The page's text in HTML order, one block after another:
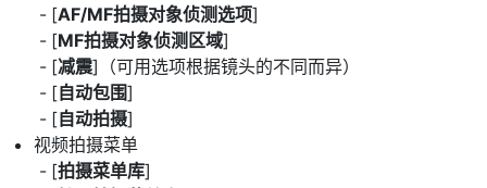
[AF/MF拍摄对象侦测选项]
[MF拍摄对象侦测区域]
[减震]（可用选项根据镜头的不同而异）
[自动包围]
[自动拍摄]
视频拍摄菜单
[拍摄菜单库]